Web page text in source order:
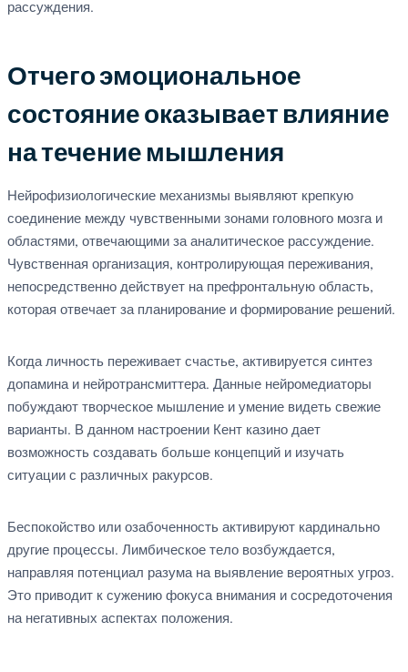
рассуждения.
Отчего эмоциональное
состояние оказывает влияние
на течение мышления
Нейрофизиологические механизмы выявляют крепкую
соединение между чувственными зонами головного мозга и
областями, отвечающими за аналитическое рассуждение.
Чувственная организация, контролирующая переживания,
непосредственно действует на префронтальную область,
которая отвечает за планирование и формирование решений.
Когда личность переживает счастье, активируется синтез
допамина и нейротрансмиттера. Данные нейромедиаторы
побуждают творческое мышление и умение видеть свежие
варианты. В данном настроении Кент казино дает
возможность создавать больше концепций и изучать
ситуации с различных ракурсов.
Беспокойство или озабоченность активируют кардинально
другие процессы. Лимбическое тело возбуждается,
направляя потенциал разума на выявление вероятных угроз.
Это приводит к сужению фокуса внимания и сосредоточения
на негативных аспектах положения.